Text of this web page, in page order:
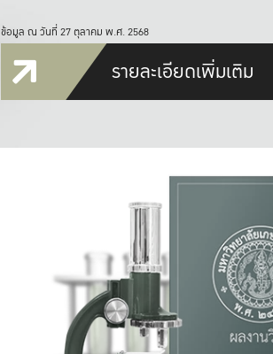
ข้อมูล ณ วันที่ 27 ตุลาคม พ.ศ. 2568
รายละเอียดเพิ่มเติม